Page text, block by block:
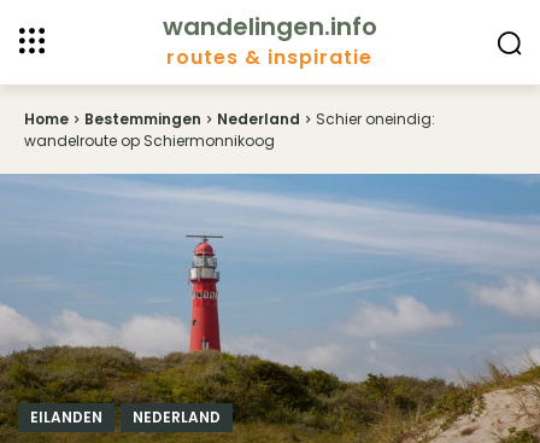
wandelingen.info
routes & inspiratie
Home Bestemmingen Nederland
Schier oneindig:
wandelroute op Schiermonnikoog
EILANDEN NEDERLAND